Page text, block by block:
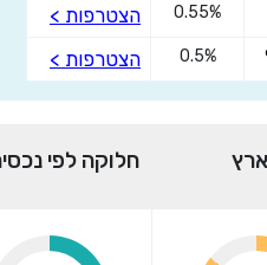
0.55% הצטרפות >
0.5% הצטרפות >
חלוקה לפי